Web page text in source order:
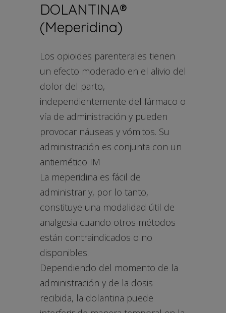
DOLANTINA®
(Meperidina)
Los opioides parenterales tienen
un efecto moderado en el alivio del
dolor del parto,
independientemente del fármaco o
vía de administración y pueden
provocar náuseas y vómitos. Su
administración es conjunta con un
antiemético IM
La meperidina es fácil de
administrar y, por lo tanto,
constituye una modalidad útil de
analgesia cuando otros métodos
están contraindicados o no
disponibles.
Dependiendo del momento de la
administración y de la dosis
recibida, la dolantina puede